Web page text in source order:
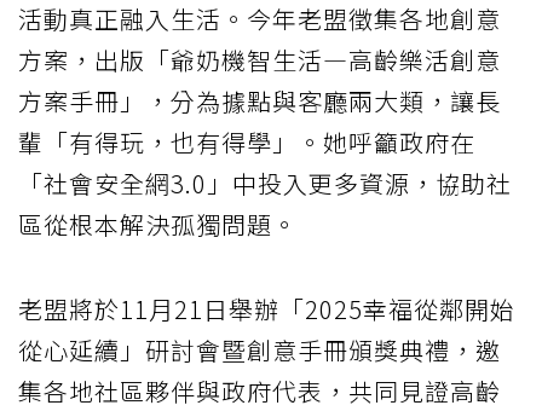
活動真正融入生活。今年老盟徵集各地創意
方案，出版「爺奶機智生活—高齡樂活創意
方案手冊」，分為據點與客廳兩大類，讓長
輩「有得玩，也有得學」。她呼籲政府在
「社會安全網3.0」中投入更多資源，協助社
區從根本解決孤獨問題。
老盟將於11月21日舉辦「2025幸福從鄰開始
從心延續」研討會暨創意手冊頒獎典禮，邀
集各地社區夥伴與政府代表，共同見證高齡